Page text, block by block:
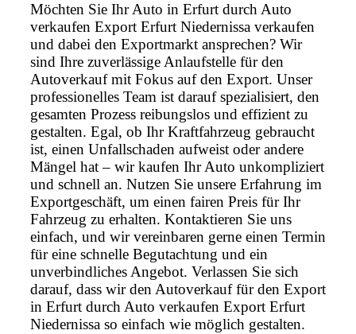
Möchten Sie Ihr Auto in Erfurt durch Auto
verkaufen Export Erfurt Niedernissa verkaufen
und dabei den Exportmarkt ansprechen? Wir
sind Ihre zuverlässige Anlaufstelle für den
Autoverkauf mit Fokus auf den Export. Unser
professionelles Team ist darauf spezialisiert, den
gesamten Prozess reibungslos und effizient zu
gestalten. Egal, ob Ihr Kraftfahrzeug gebraucht
ist, einen Unfallschaden aufweist oder andere
Mängel hat – wir kaufen Ihr Auto unkompliziert
und schnell an. Nutzen Sie unsere Erfahrung im
Exportgeschäft, um einen fairen Preis für Ihr
Fahrzeug zu erhalten. Kontaktieren Sie uns
einfach, und wir vereinbaren gerne einen Termin
für eine schnelle Begutachtung und ein
unverbindliches Angebot. Verlassen Sie sich
darauf, dass wir den Autoverkauf für den Export
in Erfurt durch Auto verkaufen Export Erfurt
Niedernissa so einfach wie möglich gestalten.